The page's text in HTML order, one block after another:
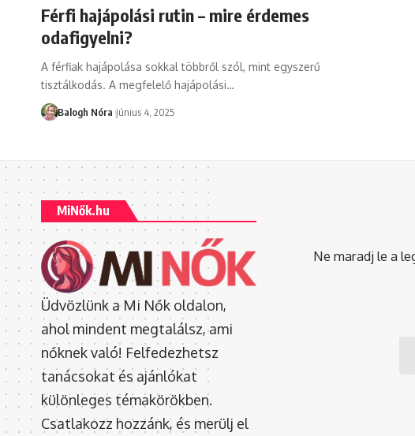
Férfi hajápolási rutin – mire érdemes
odafigyelni?
A férfiak hajápolása sokkal többről szól, mint egyszerű
tisztálkodás. A megfelelő hajápolási…
Balogh Nóra június 4, 2025
MiNők.hu
Üdvözlünk a Mi Nők oldalon,
ahol mindent megtalálsz, ami
nőknek való! Felfedezhetsz
tanácsokat és ajánlókat
különleges témakörökben.
Csatlakozz hozzánk, és merülj el
Ne maradj le a